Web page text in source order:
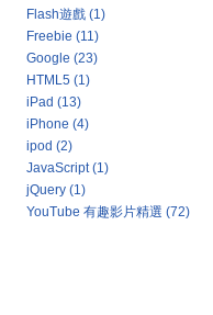
Flash遊戲 (1)
Freebie (11)
Google (23)
HTML5 (1)
iPad (13)
iPhone (4)
ipod (2)
JavaScript (1)
jQuery (1)
YouTube 有趣影片精選 (72)